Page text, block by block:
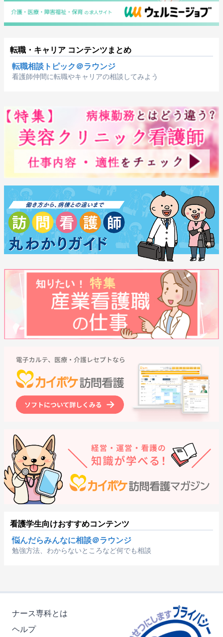
転職・キャリア コンテンツまとめ
転職相談トピック＠ラウンジ
看護師仲間に転職やキャリアの相談してみよう
看護学生向けおすすめコンテンツ
悩んだらみんなに相談＠ラウンジ
勉強方法、わからないところなど何でも相談
ナース専科とは
ヘルプ